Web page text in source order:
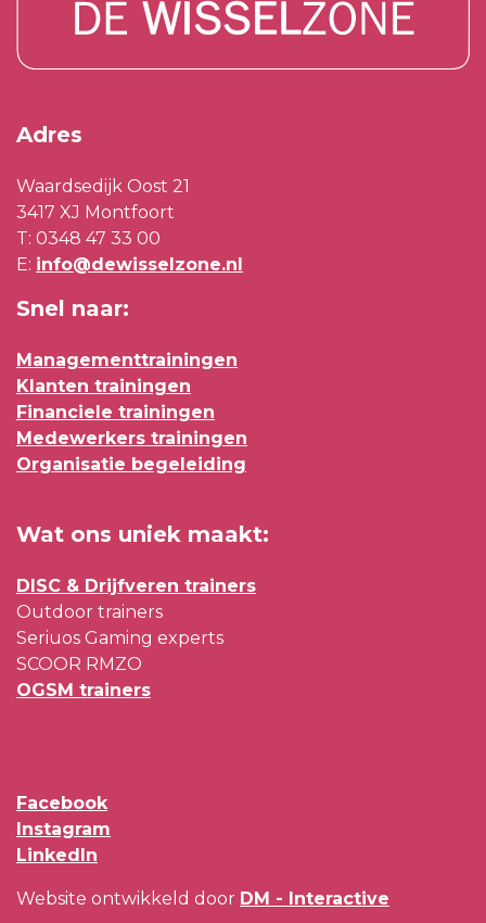
Adres
Waardsedijk Oost 21
3417 XJ Montfoort
T: 0348 47 33 00
E: info@dewisselzone.nl
Snel naar:
Managementtrainingen
Klanten trainingen
Financiele trainingen
Medewerkers trainingen
Organisatie begeleiding
Wat ons uniek maakt:
DISC & Drijfveren trainers
Outdoor trainers
Seriuos Gaming experts
SCOOR RMZO
OGSM trainers
Facebook
Instagram
LinkedIn
Website ontwikkeld door DM - Interactive